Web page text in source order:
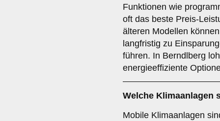
Funktionen wie
oft das beste Preis-
älteren Modellen
langfristig zu
führen. In Berndlberg
energieeffiziente
Welche Klimaanlagen
Mobile Klimaanlagen